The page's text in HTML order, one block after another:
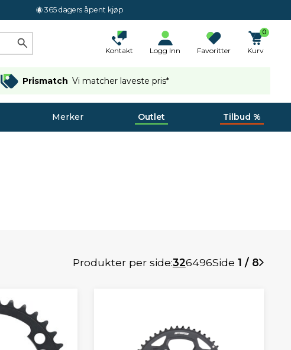
365 dagers åpent kjøp
Kontakt Logg Inn Favoritter
0
Kurv
Prismatch Vi matcher laveste pris*
Merker Outlet Tilbud %
Produkter per side:326496Side 1 / 8